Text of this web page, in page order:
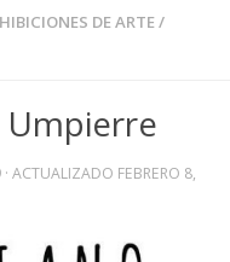
DE ARTE/
· ACTUALIZADO FEBRERO 8,